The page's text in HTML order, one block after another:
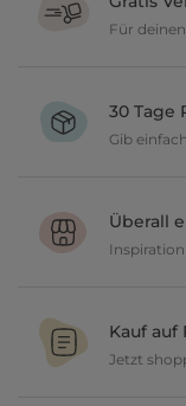
Für
30 Tage
Gib
geben dir 30 Tage
Überall
und lasse dich
Kauf auf
Jetzt